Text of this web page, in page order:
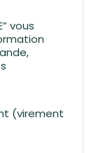
vous
(virement